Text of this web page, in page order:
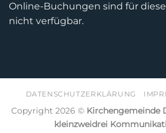
Online-Buchungen sind für
nicht verfügbar.
DATENSCHUTZERKLÄRUNG
Copyright 2026 © Kirchengemeinde
kleinzweidrei